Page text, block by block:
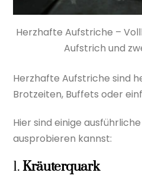
Herzhafte Aufstriche –
Aufstrich und
Herzhafte Aufstriche sind
Brotzeiten, Buffets oder
Hier sind einige
ausprobieren kannst:
1.Kräuterquark